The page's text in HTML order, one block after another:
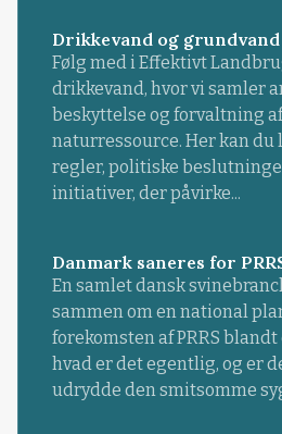
Drikkevand og grundvand
Følg med i Effektivt
drikkevand, hvor vi samler
beskyttelse og forvaltning
naturressource. Her kan du
regler, politiske
initiativer, der påvirke...
Danmark saneres for
En samlet dansk
sammen om en national
forekomsten af PRRS
hvad er det egentlig, og er
udrydde den smitsomme